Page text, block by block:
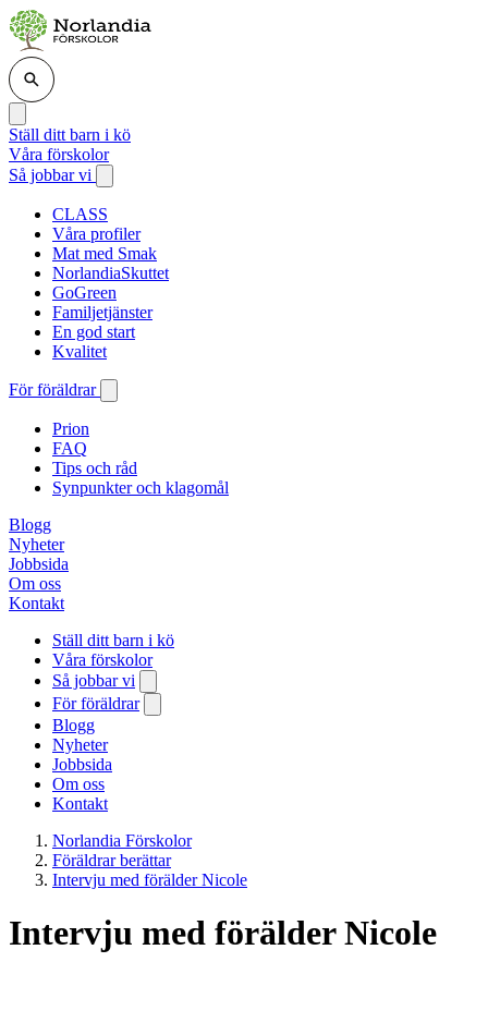
Ställ ditt barn i kö
Våra förskolor
Så jobbar vi
CLASS
Våra profiler
Mat med Smak
NorlandiaSkuttet
GoGreen
Familjetjänster
En god start
Kvalitet
För föräldrar
Prion
FAQ
Tips och råd
Synpunkter och klagomål
Blogg
Nyheter
Jobbsida
Om oss
Kontakt
Ställ ditt barn i kö
Våra förskolor
Så jobbar vi
För föräldrar
Blogg
Nyheter
Jobbsida
Om oss
Kontakt
Norlandia Förskolor
Föräldrar berättar
Intervju med förälder Nicole
Intervju med förälder Nicole